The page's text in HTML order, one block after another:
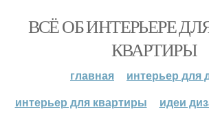
ВСЁ ОБ ИНТЕРЬЕРЕ
КВАРТИРЫ
главная
интерьер для
интерьер для квартиры
идеи